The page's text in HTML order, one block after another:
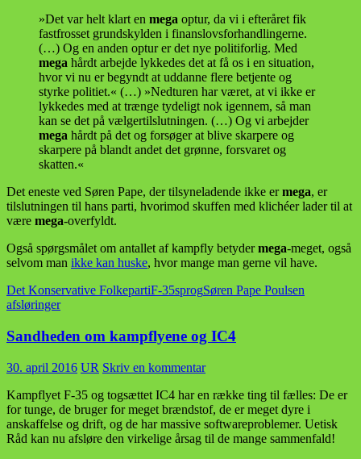
»Det var helt klart en mega optur, da vi i efteråret fik
fastfrosset grundskylden i finanslovsforhandlingerne.
(…) Og en anden optur er det nye politiforlig. Med
mega hårdt arbejde lykkedes det at få os i en situation,
hvor vi nu er begyndt at uddanne flere betjente og
styrke politiet.« (…) »Nedturen har været, at vi ikke er
lykkedes med at trænge tydeligt nok igennem, så man
kan se det på vælgertilslutningen. (…) Og vi arbejder
mega hårdt på det og forsøger at blive skarpere og
skarpere på blandt andet det grønne, forsvaret og
skatten.«
Det eneste ved Søren Pape, der tilsyneladende ikke ermega, er
tilslutningen til hans parti, hvorimod skuffen med klichéer lader til at
være mega-overfyldt.
Også spørgsmålet om antallet af kampfly betydermega-meget, også
selvom man ikke kan huske, hvor mange man gerne vil have.
Det Konservative FolkepartiF-35sprogSøren Pape Poulsen
afsløringer
Sandheden om kampflyene og IC4
30. april 2016 UR Skriv en kommentar
Kampflyet F-35 og togsættet IC4 har en række ting til fælles: De er
for tunge, de bruger for meget brændstof, de er meget dyre i
anskaffelse og drift, og de har massive softwareproblemer. Uetisk
Råd kan nu afsløre den virkelige årsag til de mange sammenfald!